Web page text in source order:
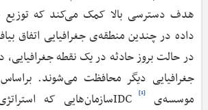
هدف دسترسی بالا کمک می‌کند که توزیع
داده در چندین منطقه‌ی جغرافیایی اتفاق
در حالت بروز حادثه در یک نقطه
جغرافیایی دیگر محافظت می‌شوند.
موسسه‌ی IDC
[1]
سازمان‌هایی که